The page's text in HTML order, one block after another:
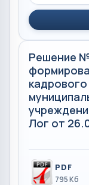
Решение
Лог от
PDF
795 Кб